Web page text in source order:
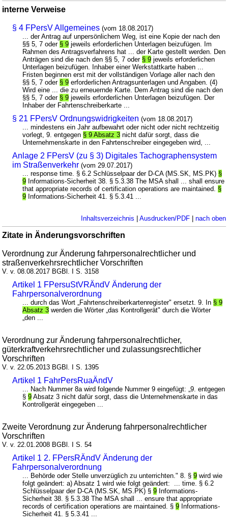
interne Verweise
§ 4 FPersV Allgemeines (vom 18.08.2017)
... der Antrag auf unpersönlichem Weg, ist eine Kopie der nach den
§§ 5, 7 oder § 9 jeweils erforderlichen Unterlagen beizufügen. Im
Rahmen des Antragsverfahrens hat ... der Karte gestellt werden. Den
Anträgen sind die nach den §§ 5, 7 oder § 9 jeweils erforderlichen
Unterlagen beizufügen. Inhaber einer Werkstattkarte haben ...
Fristen beginnen erst mit der vollständigen Vorlage aller nach den
§§ 5, 7 oder § 9 erforderlichen Antragsunterlagen und Angaben. (4)
Wird eine ... die zu erneuernde Karte. Dem Antrag sind die nach den
§§ 5, 7 oder § 9 jeweils erforderlichen Unterlagen beizufügen. Der
Inhaber der Fahrtenschreiberkarte ...
§ 21 FPersV Ordnungswidrigkeiten (vom 18.08.2017)
... mindestens ein Jahr aufbewahrt oder nicht oder nicht rechtzeitig
vorlegt, 9. entgegen § 9 Absatz 3 nicht dafür sorgt, dass die
Unternehmenskarte in den Fahrtenschreiber eingegeben wird, ...
Anlage 2 FPersV (zu § 3) Digitales Tachographensystem
im Straßenverkehr (vom 29.07.2017)
... response time. § 6.2 Schlüsselpaar der D-CA (MS.SK, MS.PK) §
9 Informations-Sicherheit 38. § 5.3.38 The MSA shall ... shall ensure
that appropriate records of certification operations are maintained. §
9 Informations-Sicherheit 41. § 5.3.41 ...
Inhaltsverzeichnis | Ausdrucken/PDF| nach oben
Zitate in Änderungsvorschriften
Verordnung zur Änderung fahrpersonalrechtlicher und
straßenverkehrsrechtlicher Vorschriften
V. v. 08.08.2017 BGBl. I S. 3158
Artikel 1 FPersuStVRÄndV Änderung der
Fahrpersonalverordnung
... durch das Wort „Fahrtenschreiberkartenregister" ersetzt. 9. In § 9
Absatz 3 werden die Wörter „das Kontrollgerät" durch die Wörter
„den ...
Verordnung zur Änderung fahrpersonalrechtlicher,
güterkraftverkehrsrechtlicher und zulassungsrechtlicher
Vorschriften
V. v. 22.05.2013 BGBl. I S. 1395
Artikel 1 FahrPersRuaÄndV
... Nach Nummer 8a wird folgende Nummer 9 eingefügt: „9. entgegen
§9 Absatz 3 nicht dafür sorgt, dass die Unternehmenskarte in das
Kontrollgerät eingegeben ...
Zweite Verordnung zur Änderung fahrpersonalrechtlicher
Vorschriften
V. v. 22.01.2008 BGBl. I S. 54
Artikel 1 2. FPersRÄndV Änderung der
Fahrpersonalverordnung
... Behörde oder Stelle unverzüglich zu unterrichten." 8. §9 wird wie
folgt geändert: a) Absatz 1 wird wie folgt geändert: ... time. § 6.2
Schlüsselpaar der D-CA (MS.SK, MS.PK) §9 Informations-
Sicherheit 38. § 5.3.38 The MSA shall ... ensure that appropriate
records of certification operations are maintained. §9 Informations-
Sicherheit 41. § 5.3.41 ...